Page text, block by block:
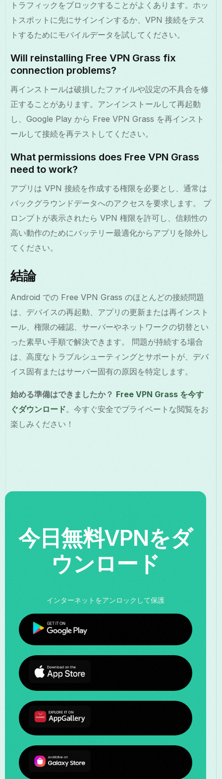
トラフィックをブロックすることがよくあります。ホッ
トスポットに先にサインインするか、VPN 接続をテス
トするためにモバイルデータを試してください。
Will reinstalling Free VPN Grass fix
connection problems?
再インストールは破損したファイルや設定の不具合を修
正することがあります。アンインストールして再起動
し、Google Play から Free VPN Grass を再インスト
ールして接続を再テストしてください。
What permissions does Free VPN Grass
need to work?
アプリは VPN 接続を作成する権限を必要とし、通常は
バックグラウンドデータへのアクセスを要求します。 プ
ロンプトが表示されたら VPN 権限を許可し、信頼性の
高い動作のためにバッテリー最適化からアプリを除外し
てください。
結論
Android での Free VPN Grass のほとんどの接続問題
は、デバイスの再起動、アプリの更新または再インスト
ール、権限の確認、サーバーやネットワークの切替とい
った素早い手順で解決できます。 問題が持続する場合
は、高度なトラブルシューティングとサポートが、デバ
イス固有またはサーバー固有の原因を特定します。
始める準備はできましたか？ Free VPN Grass を今す
ぐダウンロード。今すぐ安全でプライベートな閲覧をお
楽しみください！
今日無料VPNをダ
ウンロード
インターネットをアンロックして保護